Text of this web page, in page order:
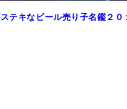
テキなビール売り子名鑑２０